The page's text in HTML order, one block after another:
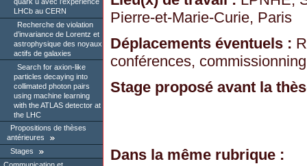
LHCb au CERN
Recherche de violation
d’invariance de Lorentz et
astrophysique des noyaux
actifs de galaxies
Search for axion-like
particles decaying into
collimated photon pairs
using machine learning
with the ATLAS detector at
the LHC
Propositions de thèses
antérieures
Stages
Pierre-et-Marie-Curie, Paris
Déplacements éventuels :
conférences,
Stage proposé avant la
Dans la même rubrique :